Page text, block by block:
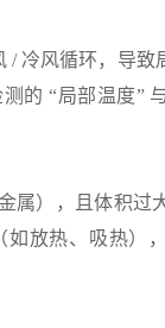
冷风循环，导致
的 “局部温度”
属），且体积过
放热、吸热）